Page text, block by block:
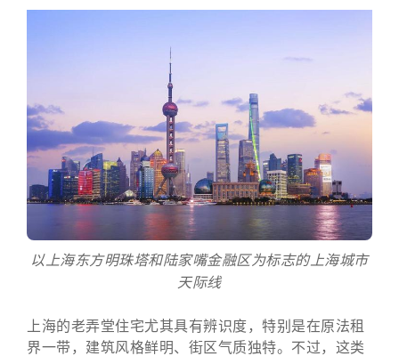
以上海东方明珠塔和陆家嘴金融区为标志的上海城市
天际线
上海的老弄堂住宅尤其具有辨识度，特别是在原法租
界一带，建筑风格鲜明、街区气质独特。不过，这类